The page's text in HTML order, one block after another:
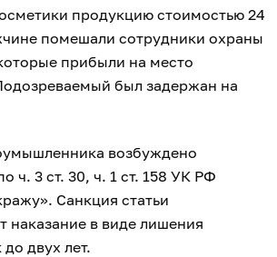
продукцию стоимостью 24
помешали сотрудники охраны
прибыли на место
был задержан на
возбуждено
ч. 3 ст. 30, ч. 1 ст. 158 УК РФ
Санкция статьи
наказание в виде лишения
двух лет.